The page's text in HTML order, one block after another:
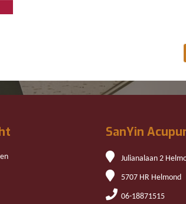
SanYin
Julianalaan 2
5707 HR Helmond
06-18871515